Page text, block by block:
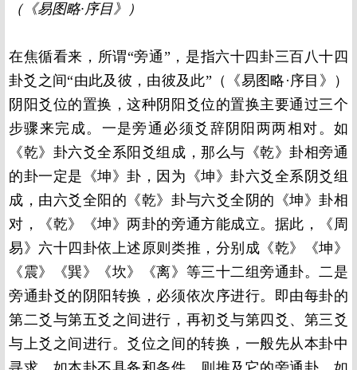
（《易图略·序目》）
在焦循看来，所谓“旁通”，是指六十四卦三百八十四
卦爻之间“由此及彼，由彼及此”（《易图略·序目》）
阴阳爻位的置换，这种阴阳爻位的置换主要通过三个
步骤来完成。一是旁通必须爻辞阴阳两两相对。如
《乾》卦六爻全系阳爻组成，那么与《乾》卦相旁通
的卦一定是《坤》卦，因为《坤》卦六爻全系阴爻组
成，由六爻全阳的《乾》卦与六爻全阴的《坤》卦相
对，《乾》《坤》两卦的旁通方能成立。据此，《周
易》六十四卦依上述原则类推，分别成《乾》《坤》
《震》《巽》《坎》《离》等三十二组旁通卦。二是
旁通卦爻的阴阳转换，必须依次序进行。即由每卦的
第二爻与第五爻之间进行，再初爻与第四爻、第三爻
与上爻之间进行。爻位之间的转换，一般先从本卦中